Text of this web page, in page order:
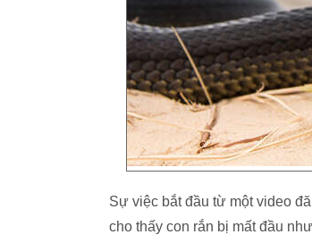
Sự việc bắt đầu từ một video
cho thấy con rắn bị mất đầu